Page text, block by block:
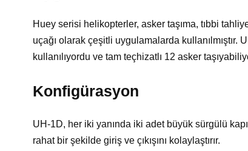
Huey serisi helikopterler, asker taşıma, tıbbi
uçağı olarak çeşitli uygulamalarda kullanılmıştır.
kullanılıyordu ve tam teçhizatlı 12 asker
Konfigürasyon
UH-1D, her iki yanında iki adet büyük sürgülü
rahat bir şekilde giriş ve çıkışını kolaylaştırır.